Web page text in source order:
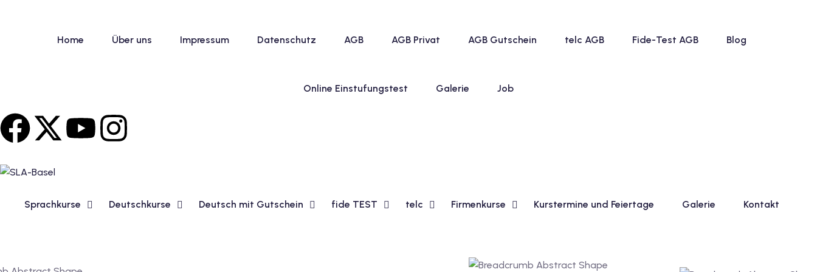
Home Über uns Impressum Datenschutz AGB AGB Privat AGB Gutschein telc AGB Fide-Test AGB Blog
Online Einstufungstest Galerie Job
Sprachkurse Deutschkurse Deutsch mit Gutschein fide TEST telc Firmenkurse Kurstermine und Feiertage Galerie Kontakt